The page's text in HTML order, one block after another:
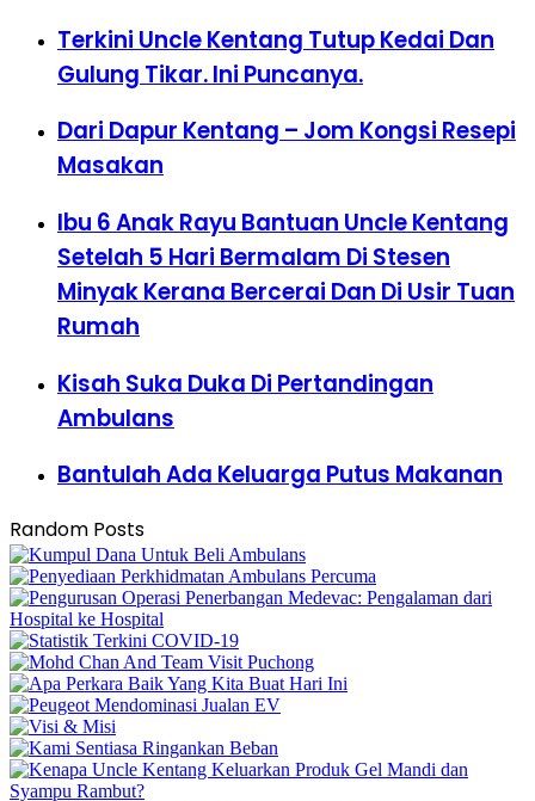
Terkini Uncle Kentang Tutup Kedai Dan
Gulung Tikar. Ini Puncanya.
Dari Dapur Kentang – Jom Kongsi Resepi
Masakan
Ibu 6 Anak Rayu Bantuan Uncle Kentang
Setelah 5 Hari Bermalam Di Stesen
Minyak Kerana Bercerai Dan Di Usir Tuan
Rumah
Kisah Suka Duka Di Pertandingan
Ambulans
Bantulah Ada Keluarga Putus Makanan
Random Posts